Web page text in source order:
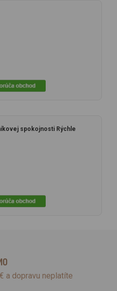
spokojnosti Rýchle
a dopravu neplatíte